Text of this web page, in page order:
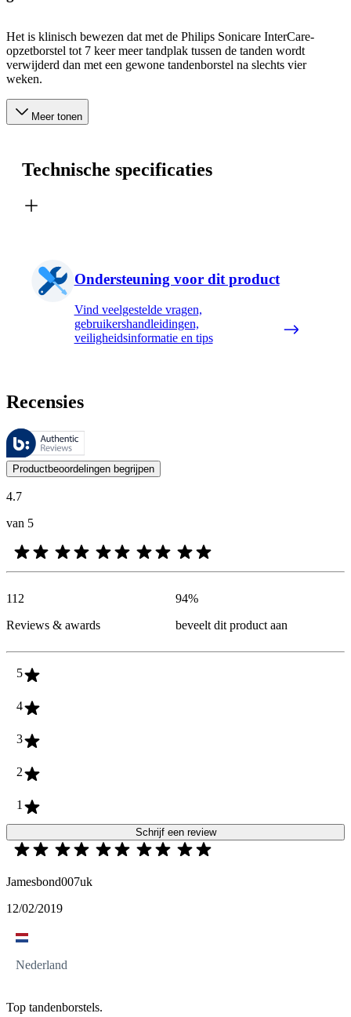
Het is klinisch bewezen dat met de Philips Sonicare InterCare-
opzetborstel tot 7 keer meer tandplak tussen de tanden wordt
verwijderd dan met een gewone tandenborstel na slechts vier
weken.
Meer tonen
Technische specificaties
Ondersteuning voor dit product
Vind veelgestelde vragen,
gebruikershandleidingen,
veiligheidsinformatie en tips
Recensies
Deze beoordelingen worden beheerd door Bazaarvoice en voldoen
De mening van onze klanten is nuttig voor iedereen, of het nu een
Productbeoordelingen begrijpen
4.7
van 5
112
Reviews & awards
94%
beveelt dit product aan
5
4
3
2
1
Schrijf een review
Jamesbond007uk
12/02/2019
Nederland
Top tandenborstels.